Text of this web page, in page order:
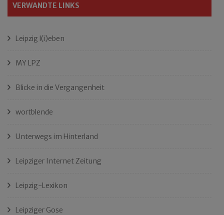
VERWANDTE LINKS
Leipzig l(i)eben
MY LPZ
Blicke in die Vergangenheit
wortblende
Unterwegs im Hinterland
Leipziger Internet Zeitung
Leipzig-Lexikon
Leipziger Gose